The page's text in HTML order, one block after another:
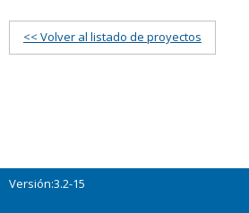
<< Volver al listado de proyectos
Versión:3.2-15